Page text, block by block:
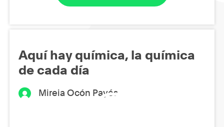
Aquí hay química, la química
de cada día
Mireia Ocón Payés